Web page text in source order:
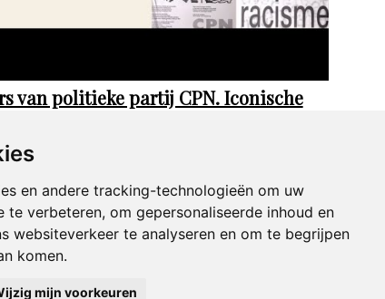
en andere tracking-technologieën om uw
verbeteren, om gepersonaliseerde inhoud en
websiteverkeer te analyseren en om te begrijpen
komen.
mijn voorkeuren
van politieke partij CPN. Iconische